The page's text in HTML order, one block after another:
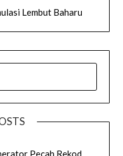
Lembut Baharu
Pecah Rekod